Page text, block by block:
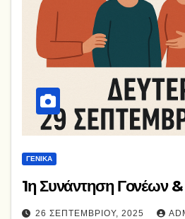
ΓΕΝΙΚΆ
1η Συνάντηση Γονέων
26 ΣΕΠΤΕΜΒΡΊΟΥ, 2025